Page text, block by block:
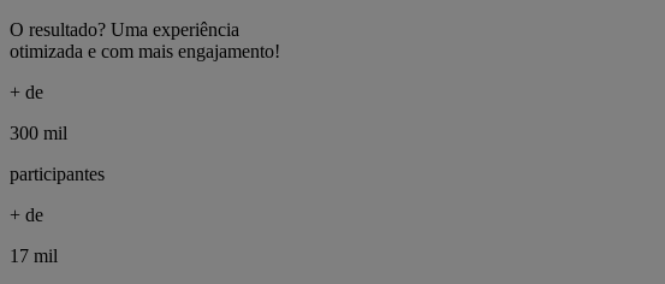
O resultado? Uma experiência
otimizada e com mais engajamento!
+ de
300 mil
participantes
+ de
17 mil